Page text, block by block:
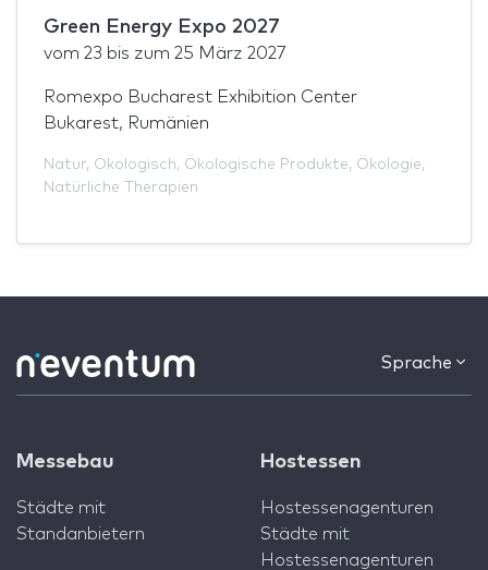
Green Energy Expo 2027
vom 23 bis zum 25 März 2027
Romexpo Bucharest Exhibition Center
Bukarest, Rumänien
Natur, Ökologisch, Ökologische Produkte, Ökologie,
Natürliche Therapien
Sprache
Messebau
Städte mit
Standanbietern
Hostessen
Hostessenagenturen
Städte mit
Hostessenagenturen